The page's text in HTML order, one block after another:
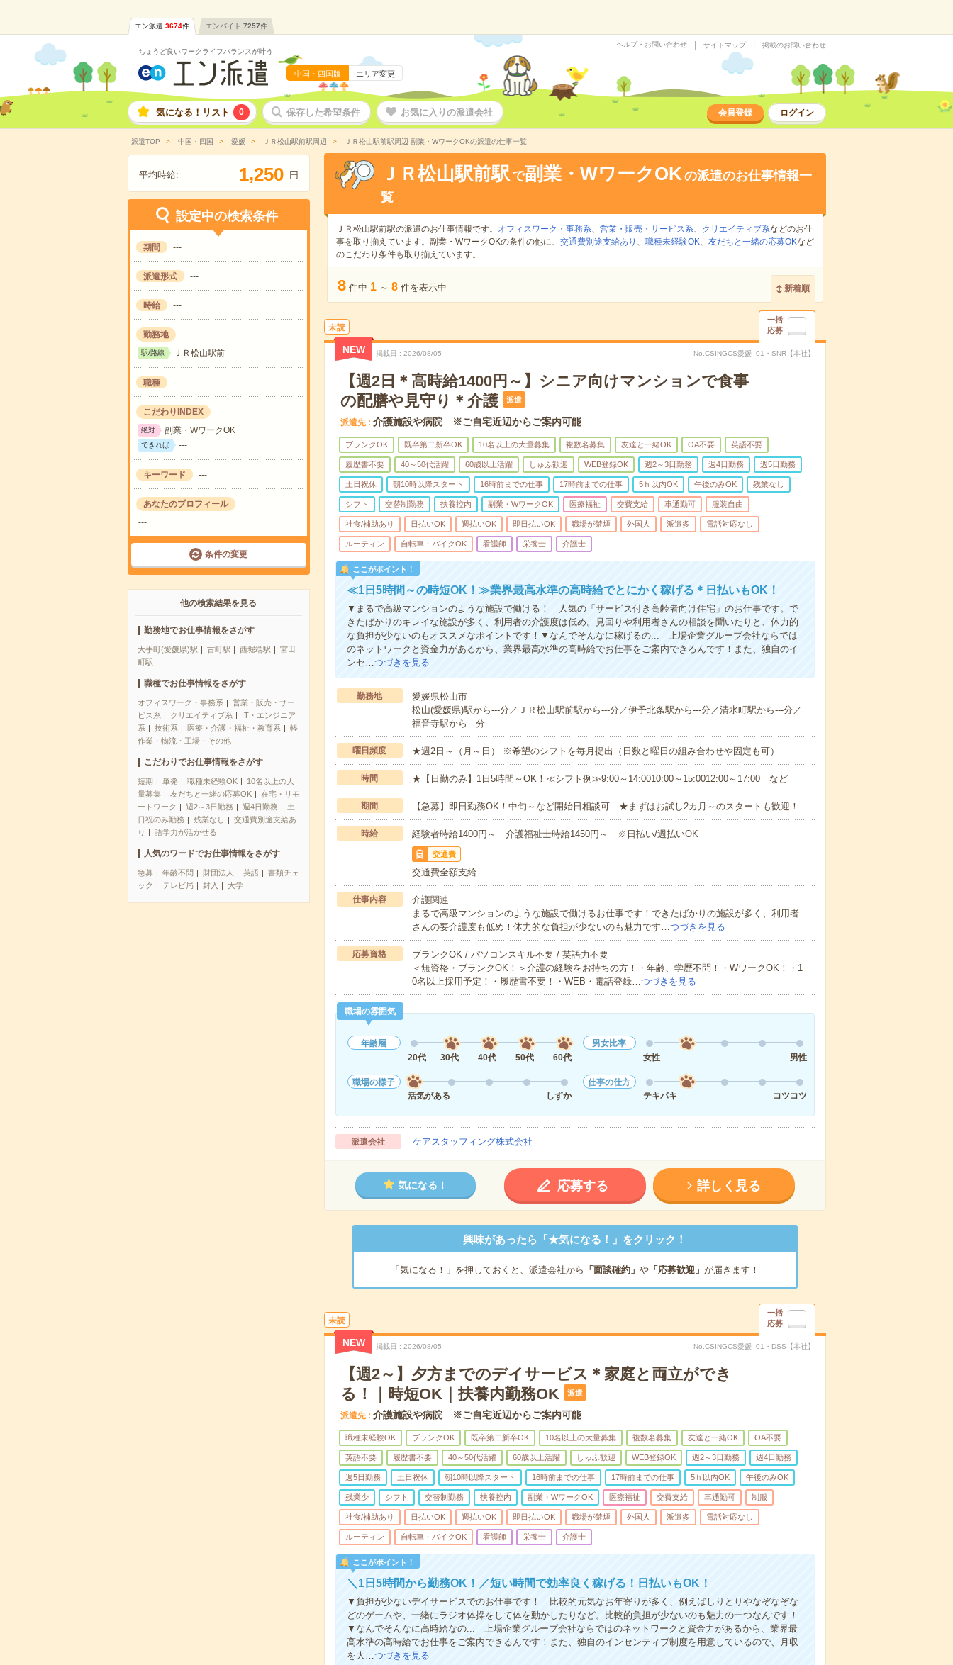
エン派遣 3674件 エンバイト 7257件
ちょうど良いワークライフバランスが叶う
中国・四国版 エリア変更
ヘルプ・お問い合わせ サイトマップ 掲載のお問い合わせ
気になる！リスト 0 保存した希望条件 お気に入りの派遣会社 会員登録 ログイン
派遣TOP 中国・四国 愛媛 ＪＲ松山駅前駅周辺 ＪＲ松山駅前駅周辺 副業・WワークOKの派遣の仕事一覧
平均時給: 1,250 円
設定中の検索条件
期間 ---
派遣形式 ---
時給 ---
勤務地
駅/路線 ＪＲ松山駅前
職種 ---
こだわりINDEX
絶対 副業・WワークOK
できれば ---
キーワード ---
あなたのプロフィール
---
条件の変更
他の検索結果を見る
勤務地でお仕事情報をさがす
大手町(愛媛県)駅 古町駅 西堀端駅
宮田
町駅
職種でお仕事情報をさがす
オフィスワーク・事務系
営業・販売・サー
ビス系
クリエイティブ系
IT・エンジニア
系
技術系 医療・介護・福祉・教育系
軽
作業・物流・工場・その他
こだわりでお仕事情報をさがす
短期 単発 職種未経験OK
10名以上の大
量募集
友だちと一緒の応募OK
在宅・リモ
ートワーク
週2～3日勤務 週4日勤務
土
日祝のみ勤務
残業なし
交通費別途支給あ
り
語学力が活かせる
人気のワードでお仕事情報をさがす
急募 年齢不問 財団法人 英語
書類チェ
ック
テレビ局 封入 大学
ＪＲ松山駅前駅 で副業・WワークOKの派遣のお仕事情報一
覧
ＪＲ松山駅前駅の派遣のお仕事情報です。 オフィスワーク・事務系、 営業・販売・サービス系、 クリエイティブ系などのお仕
事を取り揃えています。副業・WワークOKの条件の他に、 交通費別途支給あり 、 職種未経験OK、 友だちと一緒の応募OKなど
のこだわり条件も取り揃えています。
8 件中 1 ～ 8 件を表示中 新着順
未読
一括
応募
NEW 掲載日 2026/08/05 No.CSINGCS愛媛_01・SNR【本社】
【週2日＊高時給1400円～】シニア向けマンションで食事
の配膳や見守り＊介護
派遣
派遣先 介護施設や病院 ※ご自宅近辺からご案内可能
ブランクOK 既卒第二新卒OK 10名以上の大量募集 複数名募集 友達と一緒OK OA不要 英語不要
履歴書不要 40～50代活躍 60歳以上活躍 しゅふ歓迎 WEB登録OK 週2～3日勤務 週4日勤務 週5日勤務
土日祝休 朝10時以降スタート 16時前までの仕事 17時前までの仕事 5ｈ以内OK 午後のみOK 残業なし
シフト 交替制勤務 扶養控内 副業・WワークOK 医療福祉 交費支給 車通勤可 服装自由
社食/補助あり 日払いOK 週払いOK 即日払いOK 職場が禁煙 外国人 派遣多 電話対応なし
ルーティン 自転車・バイクOK 看護師 栄養士 介護士
ここがポイント！
≪1日5時間～の時短OK！≫業界最高水準の高時給でとにかく稼げる＊日払いもOK！
▼まるで高級マンションのような施設で働ける！ 人気の「サービス付き高齢者向け住宅」のお仕事です。で
きたばかりのキレイな施設が多く、利用者の介護度は低め。見回りや利用者さんの相談を聞いたりと、体力的
な負担が少ないのもオススメなポイントです！▼なんでそんなに稼げるの... 上場企業グループ会社ならでは
のネットワークと資金力があるから、業界最高水準の高時給でお仕事をご案内できるんです！また、独自のイ
ンセ…つづきを見る
勤務地
愛媛県松山市
松山(愛媛県)駅から---分／ＪＲ松山駅前駅から---分／伊予北条駅から---分／清水町駅から---分／
福音寺駅から---分
曜日頻度 ★週2日～（月～日） ※希望のシフトを毎月提出（日数と曜日の組み合わせや固定も可）
時間 ★【日勤のみ】1日5時間～OK！≪シフト例≫9:00～14:0010:00～15:0012:00～17:00 など
期間 【急募】即日勤務OK！中旬～など開始日相談可 ★まずはお試し2カ月～のスタートも歓迎！
時給 経験者時給1400円～ 介護福祉士時給1450円～ ※日払い/週払いOK
交通費
交通費全額支給
仕事内容
介護関連
まるで高級マンションのような施設で働けるお仕事です！できたばかりの施設が多く、利用者
さんの要介護度も低め！体力的な負担が少ないのも魅力です…つづきを見る
応募資格
ブランクOK / パソコンスキル不要 / 英語力不要
＜無資格・ブランクOK！＞介護の経験をお持ちの方！・年齢、学歴不問！・WワークOK！・1
0名以上採用予定！・履歴書不要！・WEB・電話登録…つづきを見る
職場の雰囲気
年齢層
20代
30代 40代 50代 60代
男女比率
女性
男性
職場の様子
活気がある
しずか
仕事の仕方
テキパキ
コツコツ
派遣会社 ケアスタッフィング株式会社
気になる！ 応募する 詳しく見る
興味があったら「★気になる！」をクリック！
「気になる！」を押しておくと、派遣会社から 「面談確約」 や「応募歓迎」 が届きます！
未読
一括
応募
NEW 掲載日 2026/08/05 No.CSINGCS愛媛_01・DSS【本社】
【週2～】夕方までのデイサービス＊家庭と両立ができ
る！｜時短OK｜扶養内勤務OK
派遣
派遣先 介護施設や病院 ※ご自宅近辺からご案内可能
職種未経験OK ブランクOK 既卒第二新卒OK 10名以上の大量募集 複数名募集 友達と一緒OK OA不要
英語不要 履歴書不要 40～50代活躍 60歳以上活躍 しゅふ歓迎 WEB登録OK 週2～3日勤務 週4日勤務
週5日勤務 土日祝休 朝10時以降スタート 16時前までの仕事 17時前までの仕事 5ｈ以内OK 午後のみOK
残業少 シフト 交替制勤務 扶養控内 副業・WワークOK 医療福祉 交費支給 車通勤可 制服
社食/補助あり 日払いOK 週払いOK 即日払いOK 職場が禁煙 外国人 派遣多 電話対応なし
ルーティン 自転車・バイクOK 看護師 栄養士 介護士
ここがポイント！
＼1日5時間から勤務OK！／短い時間で効率良く稼げる！日払いもOK！
▼負担が少ないデイサービスでのお仕事です！ 比較的元気なお年寄りが多く、例えばしりとりやなぞなぞな
どのゲームや、一緒にラジオ体操をして体を動かしたりなど。比較的負担が少ないのも魅力の一つなんです！
▼なんでそんなに高時給なの... 上場企業グループ会社ならではのネットワークと資金力があるから、業界最
高水準の高時給でお仕事をご案内できるんです！また、独自のインセンティブ制度を用意しているので、月収
を大…つづきを見る